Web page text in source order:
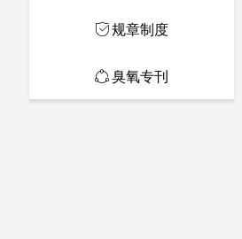
ꀳ规章制度
ꁢ臭氧专刊